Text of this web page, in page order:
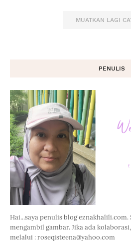
MUATKAN LAGI
PENULIS
Hai...saya penulis blog eznakhalili.com.
mengambil gambar. Jika ada
melalui : roseqisteena@yahoo.com